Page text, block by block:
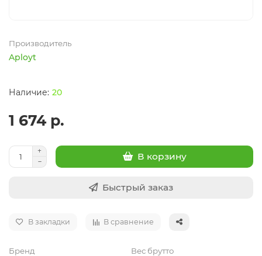
Производитель
Aployt
20
1 674 р.
В корзину
Быстрый заказ
В закладки В сравнение
Бренд Вес брутто